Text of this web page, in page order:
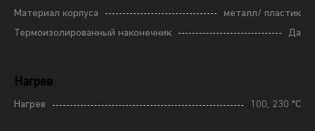
Материал корпуса
металл/ пластик
Термоизолированный наконечник
Да
Нагрев
Нагрев 100, 230 *С